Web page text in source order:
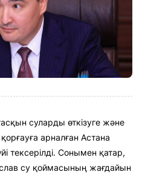
суларды өткізуге және
арналған Астана
тексерілді. Сонымен қатар,
су қоймасының жағдайын